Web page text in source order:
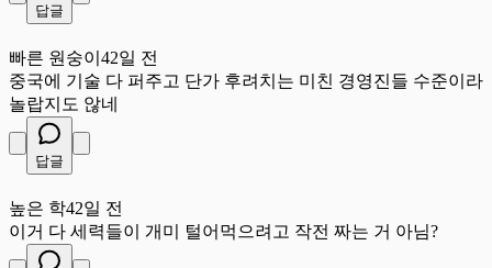
답글
빠른 원숭이 42일 전
중국에 기술 다 퍼주고 단가 후려치는 미친 경영진들 수준이라
놀랍지도 않네
답글
높은 학42일 전
이거 다 세력들이 개미 털어먹으려고 작전 짜는 거 아님?